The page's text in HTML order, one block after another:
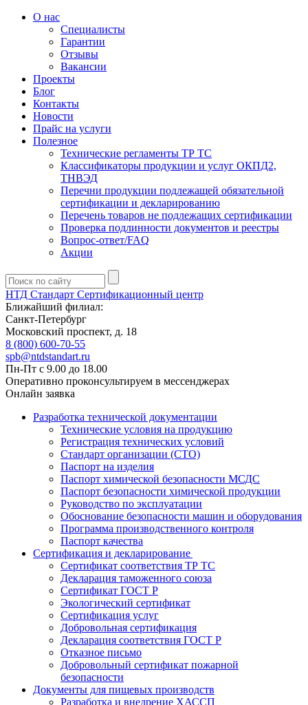
О нас
Специалисты
Гарантии
Отзывы
Вакансии
Проекты
Блог
Контакты
Новости
Прайс на услуги
Полезное
Технические регламенты ТР ТС
Классификаторы продукции и услуг ОКПД2,
ТНВЭД
Перечни продукции подлежащей обязательной
сертификации и декларированию
Перечень товаров не подлежащих сертификации
Проверка подлинности документов и реестры
Вопрос-ответ/FAQ
Акции
НТД Стандарт Сертификационный центр
Ближайший филиал:
Санкт-Петербург
Московский проспект, д. 18
8 (800) 600-70-55
spb@ntdstandart.ru
Пн-Пт с 9.00 до 18.00
Оперативно проконсультируем в мессенджерах
Онлайн заявка
Разработка технической документации
Технические условия на продукцию
Регистрация технических условий
Стандарт организации (СТО)
Паспорт на изделия
Паспорт химической безопасности МСДС
Паспорт безопасности химической продукции
Руководство по эксплуатации
Обоснование безопасности машин и оборудования
Программа производственного контроля
Паспорт качества
Сертификация и декларирование
Сертификат соответствия ТР ТС
Декларация таможенного союза
Сертификат ГОСТ Р
Экологический сертификат
Сертификация услуг
Добровольная сертификация
Декларация соответствия ГОСТ Р
Отказное письмо
Добровольный сертификат пожарной
безопасности
Документы для пищевых производств
Разработка и внедрение ХАССП